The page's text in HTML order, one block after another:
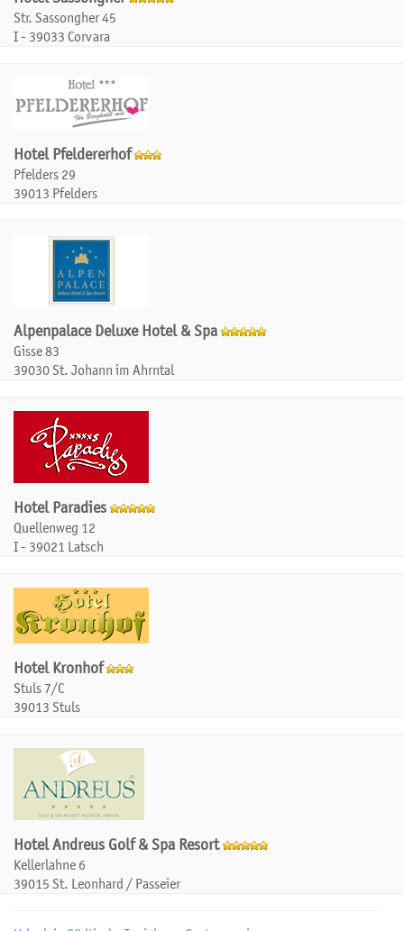
Str. Sassongher 45
I - 39033 Corvara
Hotel Pfeldererhof
Pfelders 29
39013 Pfelders
Alpenpalace Deluxe Hotel & Spa
Gisse 83
39030 St. Johann im Ahrntal
Hotel Paradies
Quellenweg 12
I - 39021 Latsch
Hotel Kronhof
Stuls 7/C
39013 Stuls
Hotel Andreus Golf & Spa Resort
Kellerlahne 6
39015 St. Leonhard / Passeier